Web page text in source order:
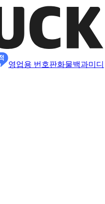
영업용 번호판화물백과미디